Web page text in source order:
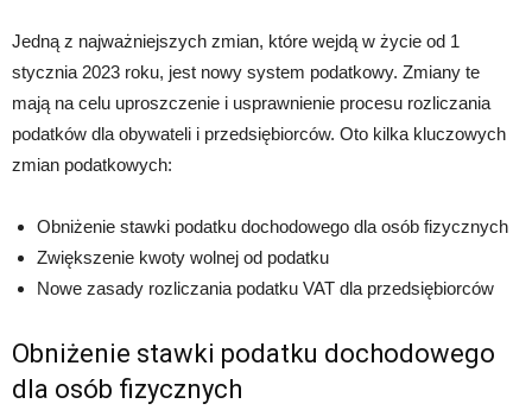
Jedną z najważniejszych zmian, które wejdą w życie od 1
stycznia 2023 roku, jest nowy system podatkowy. Zmiany te
mają na celu uproszczenie i usprawnienie procesu rozliczania
podatków dla obywateli i przedsiębiorców. Oto kilka kluczowych
zmian podatkowych:
Obniżenie stawki podatku dochodowego dla osób fizycznych
Zwiększenie kwoty wolnej od podatku
Nowe zasady rozliczania podatku VAT dla przedsiębiorców
Obniżenie stawki podatku dochodowego
dla osób fizycznych